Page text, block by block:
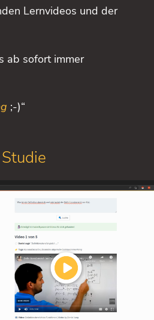
Lernvideos und der
ab sofort immer
;-)“